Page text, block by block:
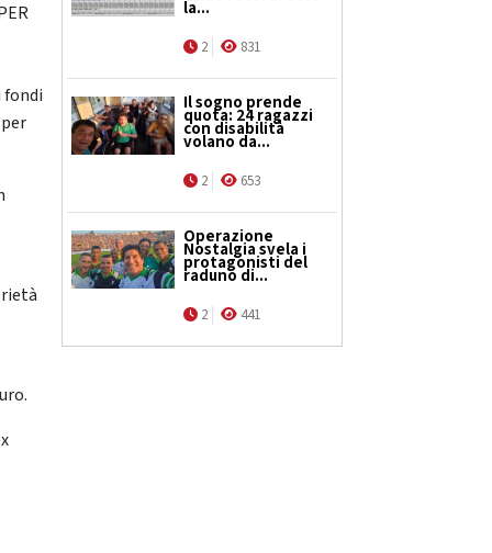
fondi
la...
2 831
Il sogno prende
quota: 24 ragazzi
con disabilità
volano da...
2 653
Operazione
Nostalgia svela i
protagonisti del
raduno di...
2 441